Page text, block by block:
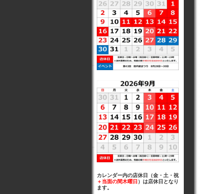
カレンダー内の店休日（金・土・祝
＋当面の間木曜日 ）は店休日となり
ます。